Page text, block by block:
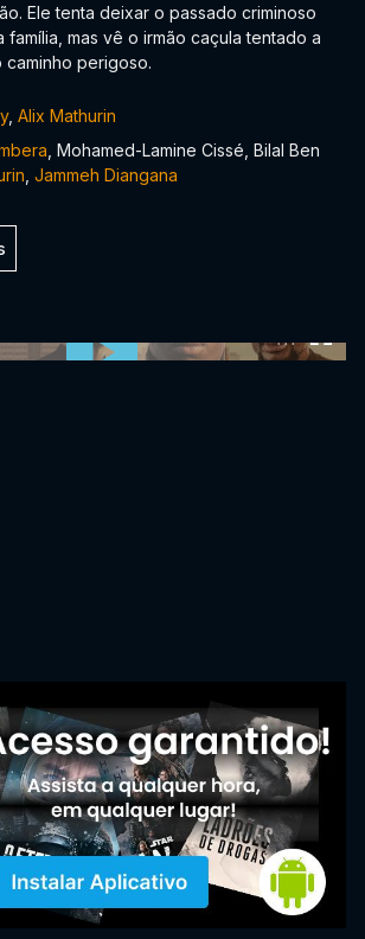
Ele tenta deixar o passado criminoso
família, mas vê o irmão caçula tentado a
caminho perigoso.
, Alix Mathurin
, Mohamed-Lamine Cissé, Bilal Ben
Jammeh Diangana